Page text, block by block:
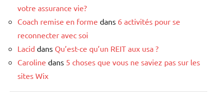
votre assurance vie?
Coach remise en forme dans 6 activités pour se
reconnecter avec soi
Lacid dans Qu’est-ce qu’un REIT aux usa ?
Caroline dans 5 choses que vous ne saviez pas sur les
sites Wix